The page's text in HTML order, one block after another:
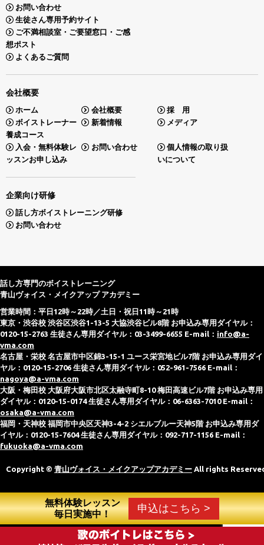
無料体験レッスン
毎日実施中！
申込はこちら >
お問い合わせ
生徒さん専用予約サイト
ご不満相談室・ご要望窓口・ご感
想ポスト
よくあるご質問
会社概要
ホーム 会社概要
採 用
ボイストレーナー
養成コース
新着情報 メディア
入会・無料体験レ
ッスンお申し込み
お問い合わせ
個人情報の取り扱
いについて
企業向け研修
話し方ボイストレーニング研修
お問い合わせ
話し方専門のボイストレーニング
青山ヴォイス・メイクアップ アカデミー
営業時間：平日12時～22時／土日・祝日11時～21時
東京・渋谷校 渋谷区渋谷1-13-5 大協渋谷ビル8階 お申込み専用ダイヤル：
0120-15-2763 生徒さん専用ダイヤル：03-3499-6655 E-mail： info@a-
vma.com
名古屋・栄校 名古屋市中区錦3-15-1 ユース栄宮地ビル7階 お申込み専用ダイ
ヤル：0120-15-2706 生徒さん専用ダイヤル：052-961-7566 E-mail：
nagoya@a-vma.com
大阪・梅田校 大阪府大阪市北区太融寺町8-10 梅田高速ビル7階 お申込み専用
ダイヤル：0120-15-0174 生徒さん専用ダイヤル：06-6363-7010 E-mail：
osaka@a-vma.com
福岡・天神校 福岡市中央区天神3-4-2 シエルブルー天神5階 お申込み専用ダ
イヤル：0120-15-7604 生徒さん専用ダイヤル：092-717-1156 E-mail：
fukuoka@a-vma.com
Copyright © 青山ヴォイス・メイクアップアカデミー All rights